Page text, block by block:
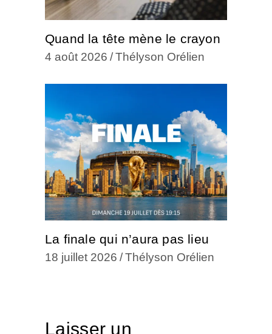
Quand la tête mène le crayon
4 août 2026 Thélyson Orélien
La finale qui n’aura pas lieu
18 juillet 2026 Thélyson Orélien
Laisser un